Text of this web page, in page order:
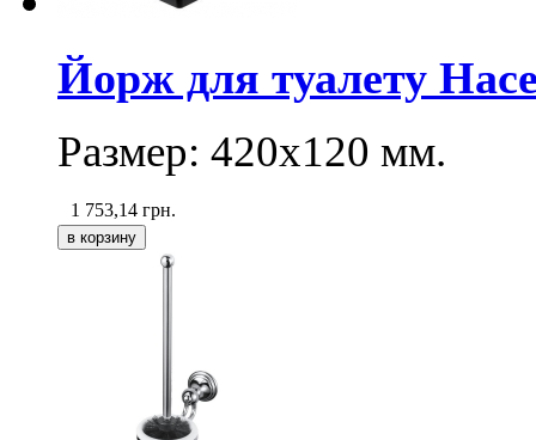
Йорж для туалету
Размер: 420х120 мм.
1 753,14 грн.